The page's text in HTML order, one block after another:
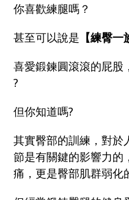
你喜歡練腿嗎？
甚至可以說是 【練臀一
喜愛鍛鍊圓滾滾的屁股
?
但你知道嗎?
其實臀部的訓練，對於
節是有關鍵的影響力的
痛，更是臀部肌群弱化